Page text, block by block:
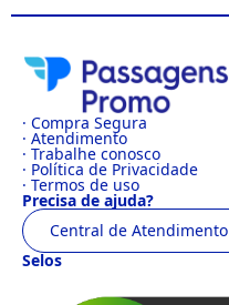
· Compra Segura
· Atendimento
· Trabalhe conosco
· Política de Privacidade
· Termos de uso
Precisa de ajuda?
Central de Atendimento
Selos